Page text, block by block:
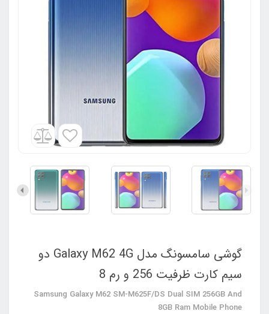
گوشی سامسونگ مدل Galaxy M62 4G دو
سیم کارت ظرفیت 256 و رم 8
Samsung Galaxy M62 SM-M625F/DS Dual SIM 256GB And
8GB Ram Mobile Phone